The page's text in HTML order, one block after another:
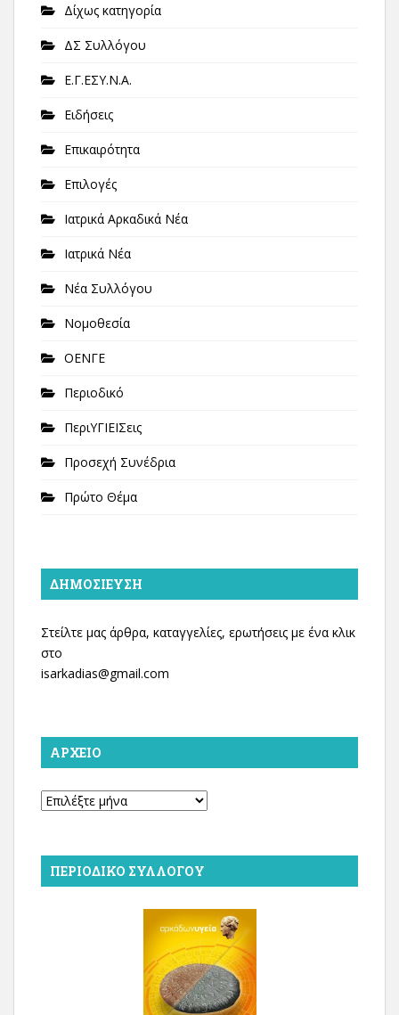
Δίχως κατηγορία
ΔΣ Συλλόγου
Ε.Γ.ΕΣΥ.Ν.Α.
Ειδήσεις
Επικαιρότητα
Επιλογές
Ιατρικά Αρκαδικά Νέα
Ιατρικά Νέα
Νέα Συλλόγου
Νομοθεσία
ΟΕΝΓΕ
Περιοδικό
ΠεριΥΓΙΕΙΣεις
Προσεχή Συνέδρια
Πρώτο Θέμα
ΔΗΜΟΣΊΕΥΣΗ
Στείλτε μας άρθρα, καταγγελίες, ερωτήσεις με ένα κλικ
στο
isarkadias@gmail.com
ΑΡΧΕΊΟ
Αρχείο
ΠΕΡΙΟΔΙΚΌ ΣΥΛΛΌΓΟΥ